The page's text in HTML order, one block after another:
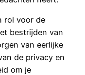
rol voor de
bestrijden van
van eerlijke
de privacy en
om je